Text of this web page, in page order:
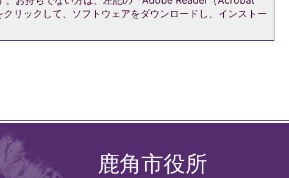
リックして、ソフトウェアをダウンロードし、インストー
鹿角市役所